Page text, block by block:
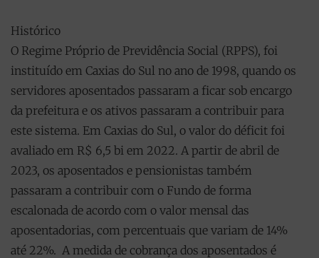
Histórico
O Regime Próprio de Previdência Social (RPPS), foi
instituído em Caxias do Sul no ano de 1998, quando os
servidores aposentados passaram a ficar sob encargo
da prefeitura e os ativos passaram a contribuir para
este sistema. Em Caxias do Sul, o valor do déficit foi
avaliado em R$ 6,5 bi em 2022. A partir de abril de
2023, os aposentados e pensionistas também
passaram a contribuir com o Fundo de forma
escalonada de acordo com o valor mensal das
aposentadorias, com percentuais que variam de 14%
até 22%. A medida de cobrança dos aposentados é